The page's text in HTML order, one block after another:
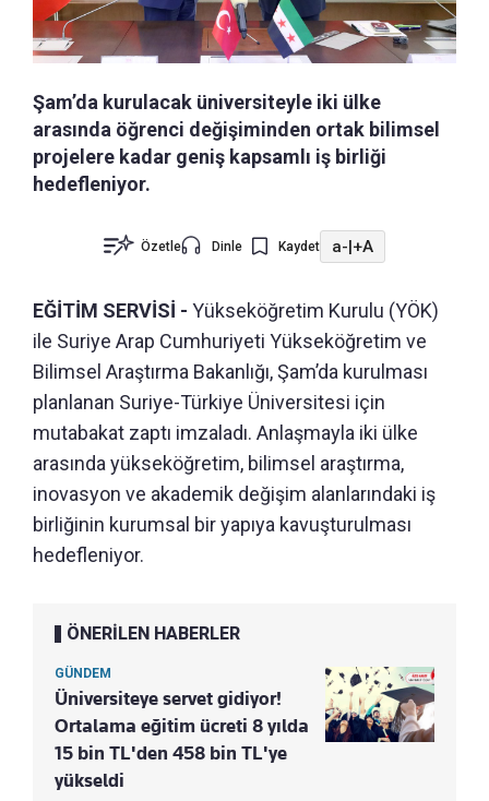
Şam’da kurulacak üniversiteyle iki ülke
arasında öğrenci değişiminden ortak bilimsel
projelere kadar geniş kapsamlı iş birliği
hedefleniyor.
Özetle Dinle Kaydet a-|+A
EĞİTİM SERVİSİ - Yükseköğretim Kurulu (YÖK)
ile Suriye Arap Cumhuriyeti Yükseköğretim ve
Bilimsel Araştırma Bakanlığı, Şam’da kurulması
planlanan Suriye-Türkiye Üniversitesi için
mutabakat zaptı imzaladı. Anlaşmayla iki ülke
arasında yükseköğretim, bilimsel araştırma,
inovasyon ve akademik değişim alanlarındaki iş
birliğinin kurumsal bir yapıya kavuşturulması
hedefleniyor.
ÖNERİLEN HABERLER
GÜNDEM
Üniversiteye servet gidiyor!
Ortalama eğitim ücreti 8 yılda
15 bin TL'den 458 bin TL'ye
yükseldi